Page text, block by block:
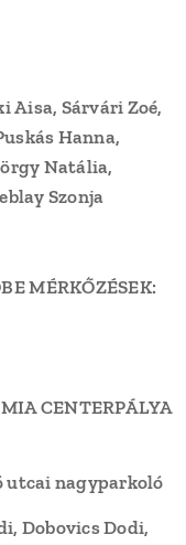
Aisa, Sárvári Zoé,
Hanna,
Natália,
Szonja
MÉRKŐZÉSEK:
CENTERPÁLYA
utcai nagyparkoló
Dobovics Dodi,